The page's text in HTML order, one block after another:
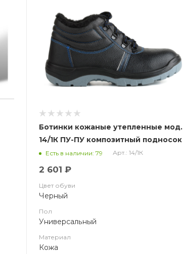
Ботинки кожаные утепленные мод.
14/1К ПУ-ПУ композитный подносок
Есть в наличии: 79 Арт.: 14/1К
2 601 ₽
Цвет обуви
Черный
Пол
Универсальный
Материал
Кожа